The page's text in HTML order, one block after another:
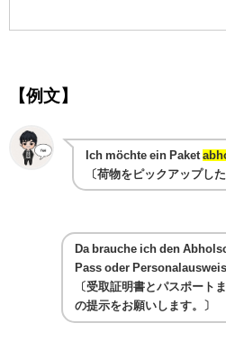
【例文】
Ich möchte ein Paket
〔荷物をピックアップし
Da brauche ich den
Pass oder
〔受取証明書とパスポート
の提示をお願いします。〕